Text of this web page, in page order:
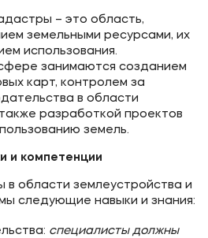
– это область,
земельными ресурсами, их
использования.
занимаются созданием
карт, контролем за
в области
разработкой проектов
земель.
и компетенции
области землеустройства и
следующие навыки и знания:
специалисты должны